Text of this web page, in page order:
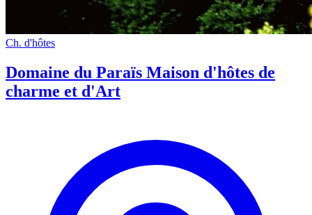
Ch. d'hôtes
Domaine du Paraïs Maison d'hôtes de
charme et d'Art